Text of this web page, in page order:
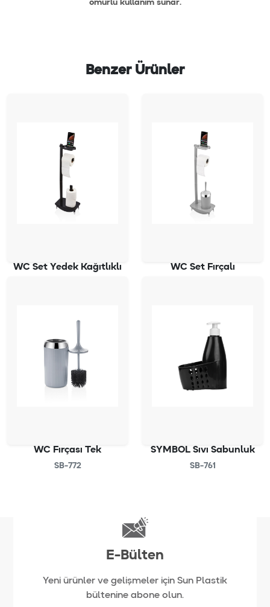
ömürlü kullanım sunar.
Benzer Ürünler
WC Set Yedek Kağıtlıklı WC Set Fırçalı
WC Fırçası Tek
SB-772
SYMBOL Sıvı Sabunluk
SB-761
E-Bülten
Yeni ürünler ve gelişmeler için Sun Plastik
bültenine abone olun.